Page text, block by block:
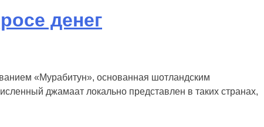
денег
«Мурабитун», основанная шотландским
джамаат локально представлен в таких странах,